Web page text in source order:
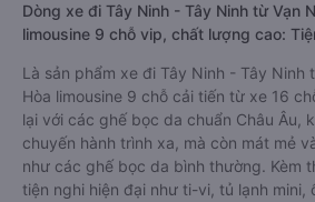
Dòng xe đi Tây Ninh - Tây Ninh từ Vạn
limousine 9 chỗ vip, chất lượng cao:
Là sản phẩm xe đi Tây Ninh - Tây Ninh
Hòa limousine 9 chỗ cải tiến từ xe 16
lại với các ghế bọc da chuẩn Châu Âu,
chuyến hành trình xa, mà còn mát mẻ
như các ghế bọc da bình thường. Kèm
tiện nghi hiện đại như ti-vi, tủ lạnh mini,